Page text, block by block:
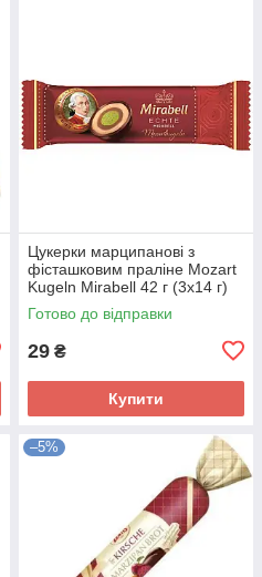
Цукерки марципанові з
фісташковим праліне Mozart
Kugeln Mirabell 42 г (3х14 г)
Німеччина
Готово до відправки
29 ₴
Купити
–5%